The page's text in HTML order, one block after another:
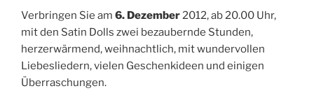
Verbringen Sie am 6. Dezember2012, ab 20.00 Uhr,
mit den Satin Dolls zwei bezaubernde Stunden,
herzerwärmend, weihnachtlich, mit wundervollen
Liebesliedern, vielen Geschenkideen und einigen
Überraschungen.